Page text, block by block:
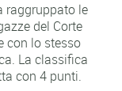
raggruppato le
del Corte
con lo stesso
La classifica
con 4 punti.